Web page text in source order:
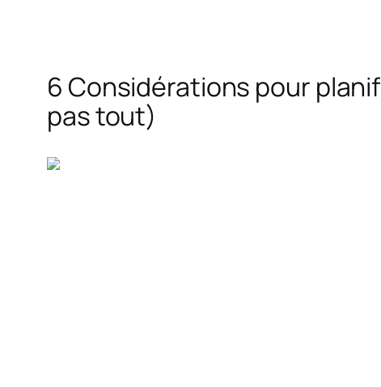
6 Considérations pour
pas tout)